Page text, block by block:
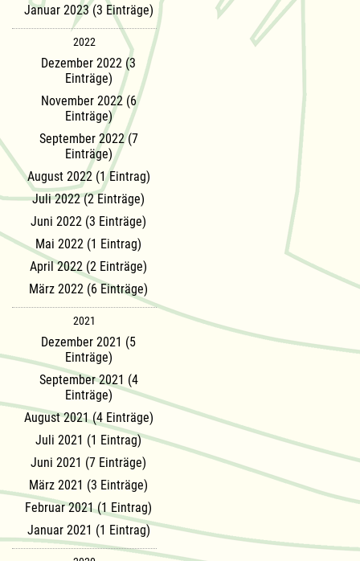
Januar 2023 (3 Einträge)
2022
Dezember 2022 (3
Einträge)
November 2022 (6
Einträge)
September 2022 (7
Einträge)
August 2022 (1 Eintrag)
Juli 2022 (2 Einträge)
Juni 2022 (3 Einträge)
Mai 2022 (1 Eintrag)
April 2022 (2 Einträge)
März 2022 (6 Einträge)
2021
Dezember 2021 (5
Einträge)
September 2021 (4
Einträge)
August 2021 (4 Einträge)
Juli 2021 (1 Eintrag)
Juni 2021 (7 Einträge)
März 2021 (3 Einträge)
Februar 2021 (1 Eintrag)
Januar 2021 (1 Eintrag)